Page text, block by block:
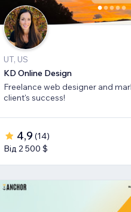
UT, US
KD Online Design
Freelance web designer and
client's success!
4,9 (14)
Від 2 500 $